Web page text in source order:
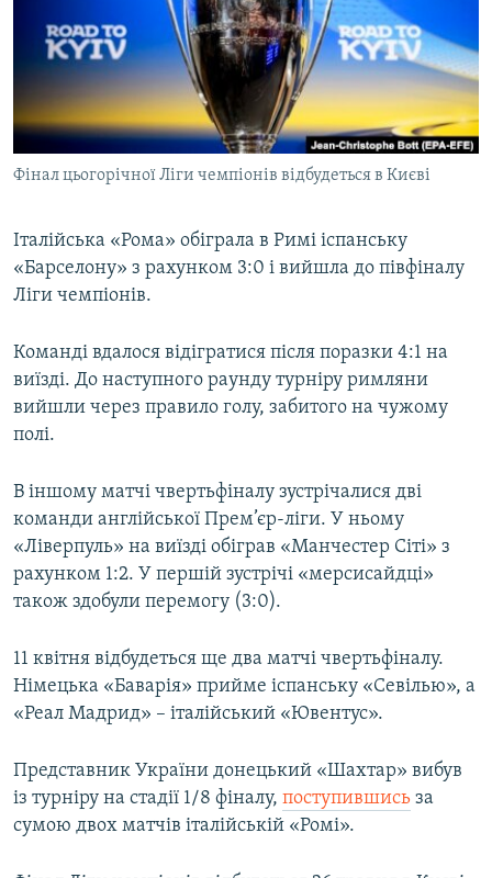
ФОТО
СПЕЦПРОЄКТИ
ПОДКАСТИ
КРИМ РЕАЛІЇ
УКР
КТАТ
Усі сайти RFE/RL
Фінал цьогорічної Ліги чемпіонів відбудеться в Києві
Італійська «Рома» обіграла в Римі іспанську
«Барселону» з рахунком 3:0 і вийшла до півфіналу
Ліги чемпіонів.
Команді вдалося відігратися після поразки 4:1 на
виїзді. До наступного раунду турніру римляни
вийшли через правило голу, забитого на чужому
полі.
В іншому матчі чвертьфіналу зустрічалися дві
команди англійської Прем’єр-ліги. У ньому
«Ліверпуль» на виїзді обіграв «Манчестер Сіті» з
рахунком 1:2. У першій зустрічі «мерсисайдці»
також здобули перемогу (3:0).
11 квітня відбудеться ще два матчі чвертьфіналу.
Німецька «Баварія» прийме іспанську «Севілью», а
«Реал Мадрид» – італійський «Ювентус».
Представник України донецький «Шахтар» вибув
із турніру на стадії 1/8 фіналу, поступившись за
сумою двох матчів італійській «Ромі».